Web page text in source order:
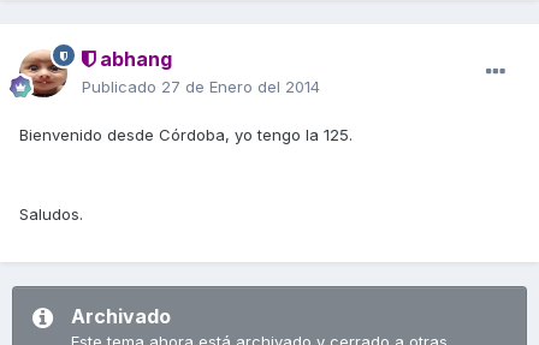
abhang
Publicado 27 de Enero del 2014
Bienvenido desde Córdoba, yo tengo la 125.
Saludos.
Archivado